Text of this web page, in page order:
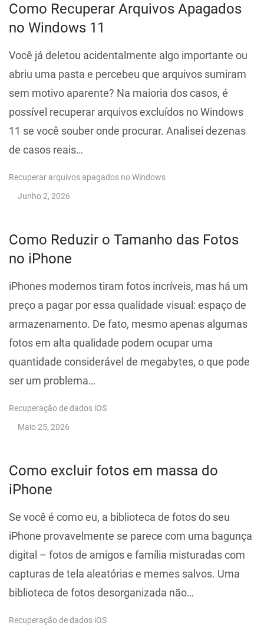
Como Recuperar Arquivos Apagados
no Windows 11
Você já deletou acidentalmente algo importante ou
abriu uma pasta e percebeu que arquivos sumiram
sem motivo aparente? Na maioria dos casos, é
possível recuperar arquivos excluídos no Windows
11 se você souber onde procurar. Analisei dezenas
de casos reais…
Recuperar arquivos apagados no Windows
Junho 2, 2026
Como Reduzir o Tamanho das Fotos
no iPhone
iPhones modernos tiram fotos incríveis, mas há um
preço a pagar por essa qualidade visual: espaço de
armazenamento. De fato, mesmo apenas algumas
fotos em alta qualidade podem ocupar uma
quantidade considerável de megabytes, o que pode
ser um problema…
Recuperação de dados iOS
Maio 25, 2026
Como excluir fotos em massa do
iPhone
Se você é como eu, a biblioteca de fotos do seu
iPhone provavelmente se parece com uma bagunça
digital – fotos de amigos e família misturadas com
capturas de tela aleatórias e memes salvos. Uma
biblioteca de fotos desorganizada não…
Recuperação de dados iOS